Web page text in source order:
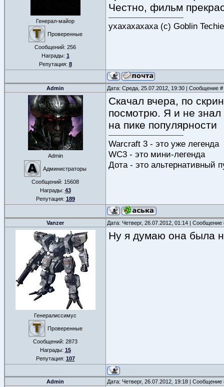
Генерал-майор
Проверенные
Сообщений: 256
Награды: 1
Репутация: 8
Честно, фильм
ухахахахаха (с) Goblin
Admin Дата: Среда, 25.07.2012, 19:30 | Сообщение #
Admin
Администраторы
Сообщений: 15608
Награды: 43
Репутация: 189
Скачал вчера, по
посмотрю. Я и не знал
на пике популярности
Warcraft 3 - это уже легенда
WC3 - это мини-легенда
Дота - это альтернативный
Vanzer Дата: Четверг, 26.07.2012, 01:14 |
Генералиссимус
Проверенные
Сообщений: 2873
Награды: 15
Репутация: 107
Ну я думаю она была
Admin Дата: Четверг, 26.07.2012, 19:18 |